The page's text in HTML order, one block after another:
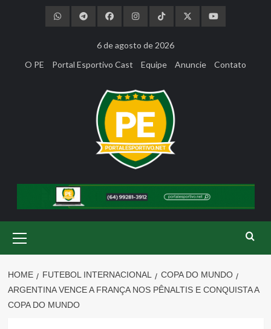
6 de agosto de 2026
O PE
Portal Esportivo Cast Equipe Anuncie Contato
Menu
HOME FUTEBOL INTERNACIONAL
COPA DO MUNDO
ARGENTINA VENCE A FRANÇA NOS PÊNALTIS E CONQUISTA A
COPA DO MUNDO